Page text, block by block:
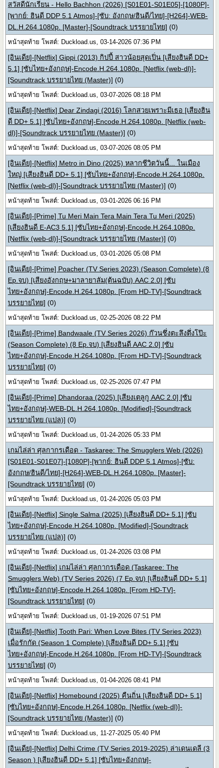
สวัสดีนักเรียน - Hello Bachhon (2026) [S01E01-S01E05]-[1080P]-
[พากย์: ฮินดี DDP 5.1 Atmos]-[ซับ: อังกฤษ/ฮินดี/ไทย]-[H264]-WEB-
DL.H.264.1080p. [Master]-[Soundtrack บรรยายไทย] (0)
หน้าสุดท้าย โพสต์: Duckload.us, 03-14-2026 07:36 PM
[อินเดีย]-[Netflix] Gippi (2013) กิปปี้ สาวน้อยสุดเปิ่น [เสียงฮินดี DD+
5.1] [ซับไทย+อังกฤษ]-Encode.H.264.1080p. [Netflix (web-dl)]-
[Soundtrack บรรยายไทย (Master)] (0)
หน้าสุดท้าย โพสต์: Duckload.us, 03-07-2026 08:18 PM
[อินเดีย]-[Netflix] Dear Zindagi (2016) โลกสวยเพราะมีเธอ [เสียงฮิน
ดี DD+ 5.1] [ซับไทย+อังกฤษ]-Encode.H.264.1080p. [Netflix (web-
dl)]-[Soundtrack บรรยายไทย (Master)] (0)
หน้าสุดท้าย โพสต์: Duckload.us, 03-07-2026 08:05 PM
[อินเดีย]-[Netflix] Metro in Dino (2025) หลากชีวิตวันนี้... ในเมือง
ใหญ่ [เสียงฮินดี DD+ 5.1] [ซับไทย+อังกฤษ]-Encode.H.264.1080p.
[Netflix (web-dl)]-[Soundtrack บรรยายไทย (Master)] (0)
หน้าสุดท้าย โพสต์: Duckload.us, 03-01-2026 06:16 PM
[อินเดีย]-[Prime] Tu Meri Main Tera Main Tera Tu Meri (2025)
[เสียงฮินดี E-AC3 5.1] [ซับไทย+อังกฤษ]-Encode.H.264.1080p.
[Netflix (web-dl)]-[Soundtrack บรรยายไทย (Master)] (0)
หน้าสุดท้าย โพสต์: Duckload.us, 03-01-2026 05:08 PM
[อินเดีย]-[Prime] Poacher (TV Series 2023) (Season Complete) (8
Ep.จบ) [เสียงอังกฤษ+มาลายาลัม(ต้นฉบับ) AAC 2.0] [ซับ
ไทย+อังกฤษ]-Encode.H.264.1080p. [From HD-TV]-[Soundtrack
บรรยายไทย] (0)
หน้าสุดท้าย โพสต์: Duckload.us, 02-25-2026 08:22 PM
[อินเดีย]-[Prime] Bandwaale (TV Series 2026) ก๊วนชึ่งตะลึงตึ่งโป๊ะ
(Season Complete) (8 Ep.จบ) [เสียงฮินดี AAC 2.0] [ซับ
ไทย+อังกฤษ]-Encode.H.264.1080p. [From HD-TV]-[Soundtrack
บรรยายไทย] (0)
หน้าสุดท้าย โพสต์: Duckload.us, 02-25-2026 07:47 PM
[อินเดีย]-[Prime] Dhandoraa (2025) [เสียงเตลูกู AAC 2.0] [ซับ
ไทย+อังกฤษ]-WEB-DL.H.264.1080p. [Modified]-[Soundtrack
บรรยายไทย (แปล)] (0)
หน้าสุดท้าย โพสต์: Duckload.us, 01-24-2026 05:33 PM
เกมไล่ล่า ศุลกากรเดือด - Taskaree: The Smugglers Web (2026)
[S01E01-S01E07]-[1080P]-[พากย์: ฮินดี DDP 5.1 Atmos]-[ซับ:
อังกฤษ/ฮินดี/ไทย]-[H264]-WEB-DL.H.264.1080p. [Master]-
[Soundtrack บรรยายไทย] (0)
หน้าสุดท้าย โพสต์: Duckload.us, 01-24-2026 05:03 PM
[อินเดีย]-[Netflix] Single Salma (2025) [เสียงฮินดี DD+ 5.1] [ซับ
ไทย+อังกฤษ]-Encode.H.264.1080p. [Modified]-[Soundtrack
บรรยายไทย (แปล)] (0)
หน้าสุดท้าย โพสต์: Duckload.us, 01-24-2026 03:08 PM
[อินเดีย]-[Netflix] เกมไล่ล่า ศุลกากรเดือด (Taskaree: The
Smugglers Web) (TV Series 2026) (7 Ep.จบ) [เสียงฮินดี DD+ 5.1]
[ซับไทย+อังกฤษ]-Encode.H.264.1080p. [From HD-TV]-
[Soundtrack บรรยายไทย] (0)
หน้าสุดท้าย โพสต์: Duckload.us, 01-19-2026 07:51 PM
[อินเดีย]-[Netflix] Tooth Pari: When Love Bites (TV Series 2023)
เมื่อรักกัด (Season 1 Complete) [เสียงฮินดี DD+ 5.1] [ซับ
ไทย+อังกฤษ]-Encode.H.264.1080p. [From HD-TV]-[Soundtrack
บรรยายไทย] (0)
หน้าสุดท้าย โพสต์: Duckload.us, 01-04-2026 08:41 PM
[อินเดีย]-[Netflix] Homebound (2025) คืนถิ่น [เสียงฮินดี DD+ 5.1]
[ซับไทย+อังกฤษ]-Encode.H.264.1080p. [Netflix (web-dl)]-
[Soundtrack บรรยายไทย (Master)] (0)
หน้าสุดท้าย โพสต์: Duckload.us, 11-27-2025 05:40 PM
[อินเดีย]-[Netflix] Delhi Crime (TV Series 2019-2025) ล่าเดนเดลี (3
Season ) [เสียงฮินดี DD+ 5.1] [ซับไทย+อังกฤษ]-